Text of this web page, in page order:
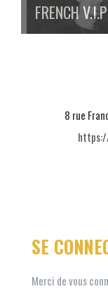
FRENCH
8 rue
SE
Merci de vous